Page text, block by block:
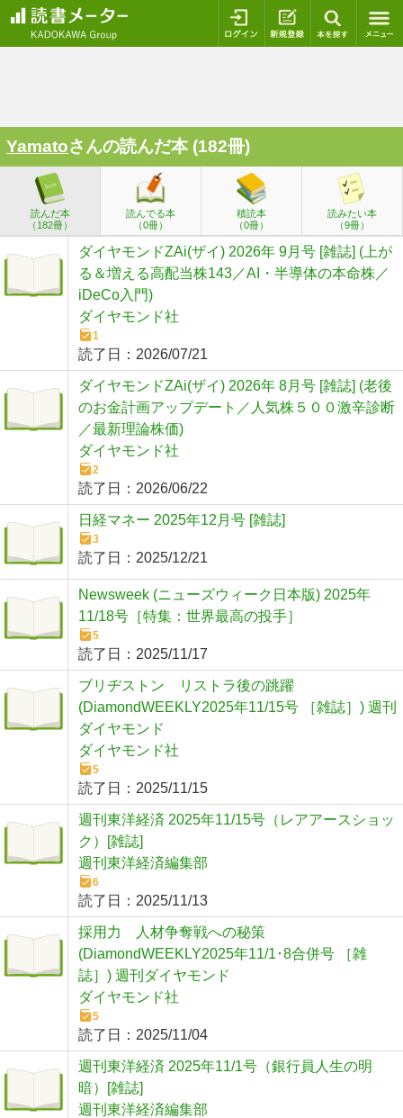
ログイン 新規登録
Yamatoさんの読んだ本 (182冊)
読んだ本
（182冊）
読んでる本
（0冊）
積読本
（0冊）
読みたい本
（9冊）
ダイヤモンドZAi(ザイ) 2026年 9月号 [雑誌] (上が
る＆増える高配当株143／AI・半導体の本命株／
iDeCo入門)
ダイヤモンド社
1
読了日： 2026/07/21
ダイヤモンドZAi(ザイ) 2026年 8月号 [雑誌] (老後
のお金計画アップデート／人気株５００激辛診断
／最新理論株価)
ダイヤモンド社
2
読了日： 2026/06/22
日経マネー 2025年12月号 [雑誌]
3
読了日： 2025/12/21
Newsweek (ニューズウィーク日本版) 2025年
11/18号［特集：世界最高の投手］
5
読了日： 2025/11/17
ブリヂストン リストラ後の跳躍
(DiamondWEEKLY2025年11/15号 ［雑誌］) 週刊
ダイヤモンド
ダイヤモンド社
5
読了日： 2025/11/15
週刊東洋経済 2025年11/15号（レアアースショッ
ク）[雑誌]
週刊東洋経済編集部
6
読了日： 2025/11/13
採用力 人材争奪戦への秘策
(DiamondWEEKLY2025年11/1･8合併号 ［雑
誌］) 週刊ダイヤモンド
ダイヤモンド社
5
読了日： 2025/11/04
週刊東洋経済 2025年11/1号（銀行員人生の明
暗）[雑誌]
週刊東洋経済編集部